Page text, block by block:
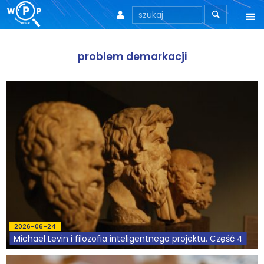

Aktualności
Teksty
Wprowadzenie
Artykuły
Krytyka teorii ID
Wywiady
 
problem demarkacji
2026-06-24
Michael Levin i filozofia inteligentnego projektu. Część 4